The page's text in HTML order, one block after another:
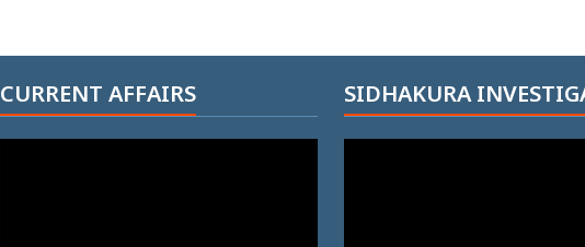
CURRENT AFFAIRS SIDHAKURA